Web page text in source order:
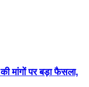
मांगों पर बड़ा फैसला,